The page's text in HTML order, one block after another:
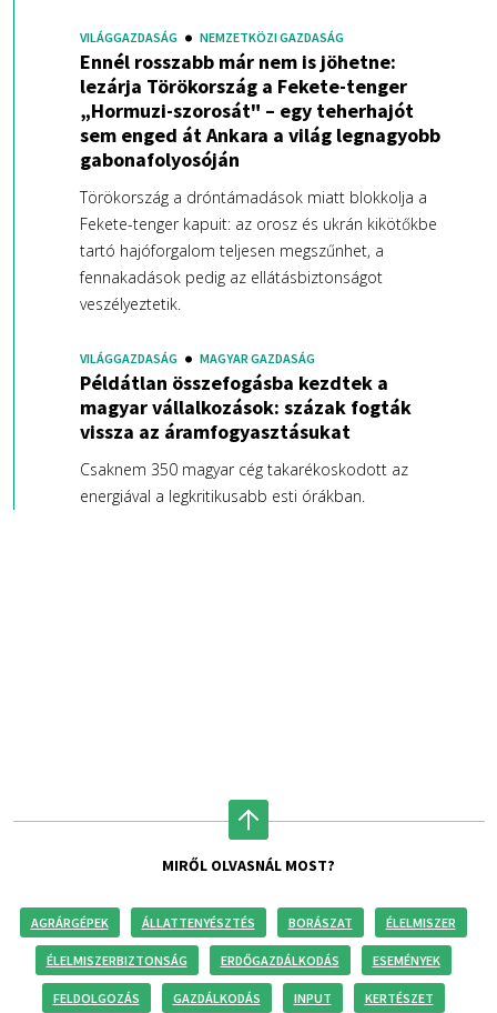
VILÁGGAZDASÁG NEMZETKÖZI GAZDASÁG
Ennél rosszabb már nem is jöhetne:
lezárja Törökország a Fekete-tenger
„Hormuzi-szorosát" – egy teherhajót
sem enged át Ankara a világ legnagyobb
gabonafolyosóján
Törökország a dróntámadások miatt blokkolja a
Fekete-tenger kapuit: az orosz és ukrán kikötőkbe
tartó hajóforgalom teljesen megszűnhet, a
fennakadások pedig az ellátásbiztonságot
veszélyeztetik.
VILÁGGAZDASÁG MAGYAR GAZDASÁG
Példátlan összefogásba kezdtek a
magyar vállalkozások: százak fogták
vissza az áramfogyasztásukat
Csaknem 350 magyar cég takarékoskodott az
energiával a legkritikusabb esti órákban.
MIRŐL OLVASNÁL MOST?
AGRÁRGÉPEK ÁLLATTENYÉSZTÉS BORÁSZAT ÉLELMISZER
ÉLELMISZERBIZTONSÁG ERDŐGAZDÁLKODÁS ESEMÉNYEK
FELDOLGOZÁS GAZDÁLKODÁS INPUT KERTÉSZET